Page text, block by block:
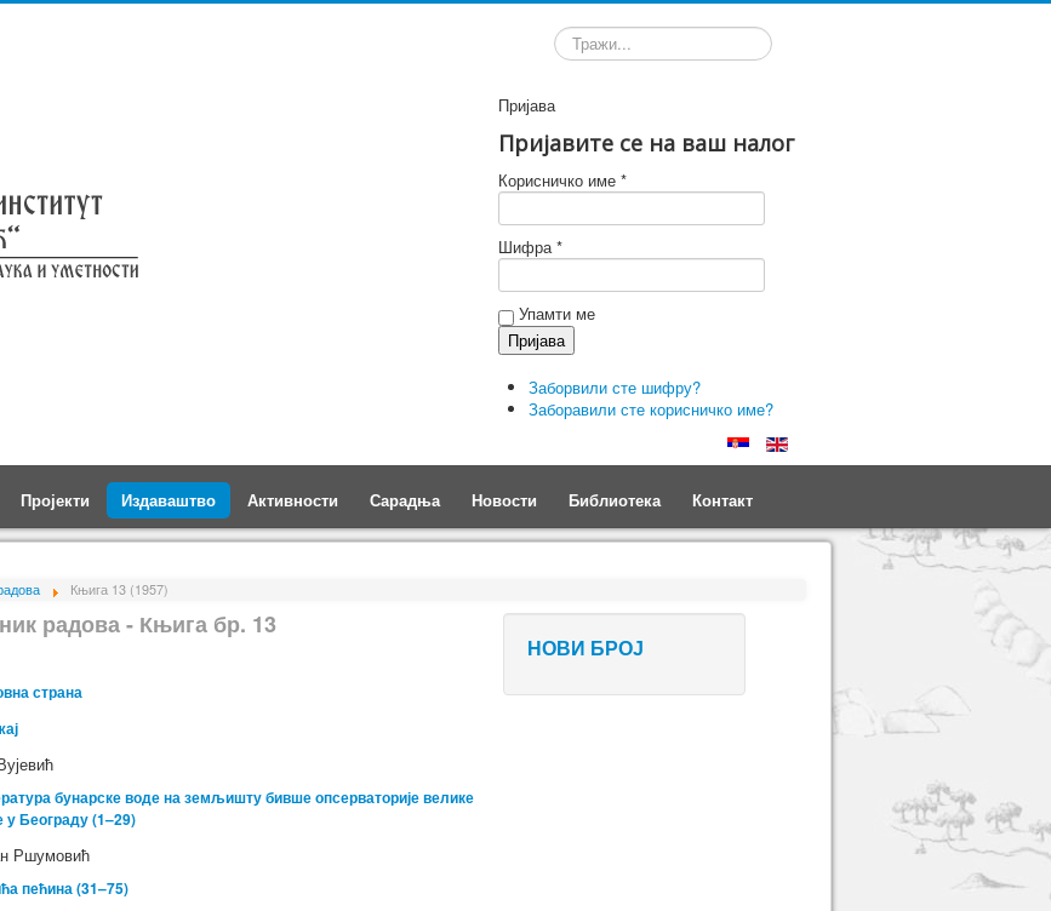
Претрага
Пријава
Пријавите се на ваш налог
Корисничко име *
Шифра *
Упамти ме
Заборвили сте шифру?
Заборавили сте корисничко име?
Пројекти Издаваштво Активности Сарадња Новости Библиотека Контакт
Књига 13 (1957)
радова - Књига бр. 13
страна
бунарске воде на земљишту бивше опсерваторије велике
у Београду (1–29)
Ршумовић
пећина (31–75)
НОВИ БРОЈ